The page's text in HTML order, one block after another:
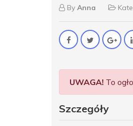
By Anna
UWAGA! To
Szczegóły